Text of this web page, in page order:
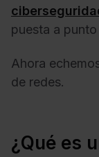
puesta a
Ahora
de redes.
¿Qué es